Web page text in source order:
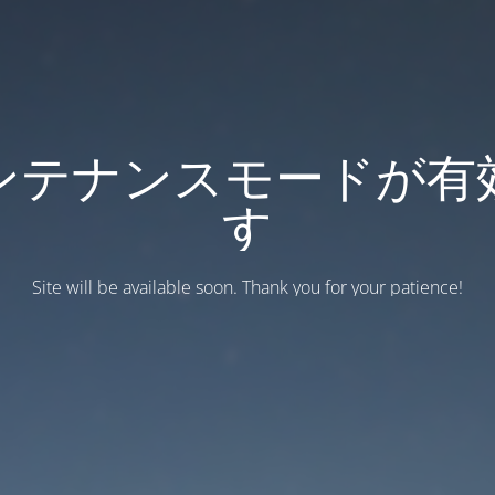
テナンスモードが有
す
Site will be available soon. Thank you for your patience!